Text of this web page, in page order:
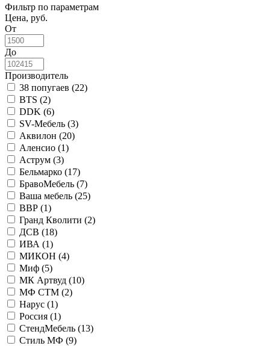
Фильтр по параметрам
Цена, руб.
От
До
Производитель
38 попугаев (22)
BTS (2)
DDK (6)
SV-Мебель (3)
Аквилон (20)
Аленсио (1)
Аструм (3)
Бельмарко (17)
БравоМебель (7)
Ваша мебель (25)
ВВР (1)
Гранд Кволити (2)
ДСВ (18)
ИВА (1)
МИКОН (4)
Миф (5)
МК Артвуд (10)
МФ СТМ (2)
Нарус (1)
Россия (1)
СтендМебель (13)
Стиль МФ (9)